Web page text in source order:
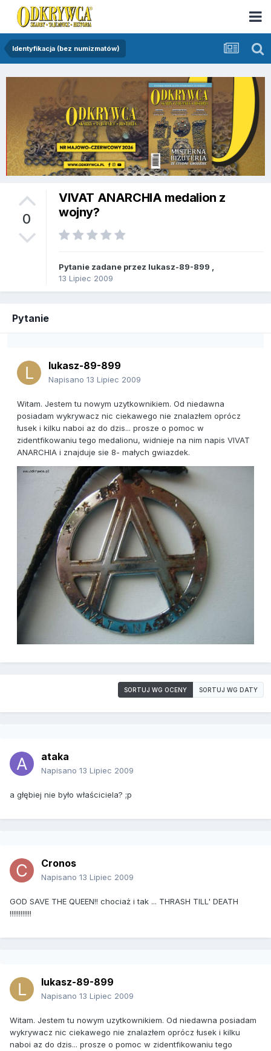
Identyfikacja (bez numizmatów)
0
VIVAT ANARCHIA medalion z
wojny?
Pytanie zadane przez lukasz-89-899
13 Lipiec 2009
Pytanie
lukasz-89-899
Napisano 13 Lipiec 2009
Witam. Jestem tu nowym uzytkownikiem. Od niedawna
posiadam wykrywacz nic ciekawego nie znalazłem oprócz
łusek i kilku naboi az do dzis... prosze o pomoc w
zidentfikowaniu tego medalionu, widnieje na nim napis VIVAT
ANARCHIA i znajduje sie 8- małych gwiazdek.
SORTUJ WG OCENY SORTUJ WG DATY
ataka
Napisano 13 Lipiec 2009
a głębiej nie było właściciela? ;p
Cronos
Napisano 13 Lipiec 2009
GOD SAVE THE QUEEN!! chociaż i tak ... THRASH TILL' DEATH
!!!!!!!!!!!!
lukasz-89-899
Napisano 13 Lipiec 2009
Witam. Jestem tu nowym uzytkownikiem. Od niedawna posiadam
wykrywacz nic ciekawego nie znalazłem oprócz łusek i kilku
naboi az do dzis... prosze o pomoc w zidentfikowaniu tego